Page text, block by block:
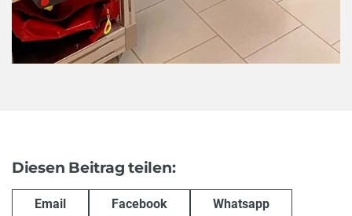
Diesen Beitrag teilen:
Email Facebook Whatsapp